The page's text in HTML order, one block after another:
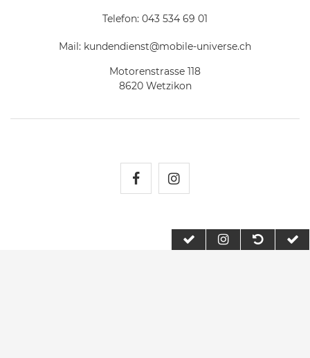
Telefon: 043 534 69 01
Mail: kundendienst@mobile-universe.ch
Motorenstrasse 118
8620 Wetzikon